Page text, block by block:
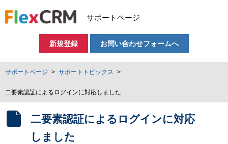
サポートページ
新規登録 お問い合わせフォームへ
サポートページ サポートトピックス
二要素認証によるログインに対応しました
二要素認証によるログインに対応
しました